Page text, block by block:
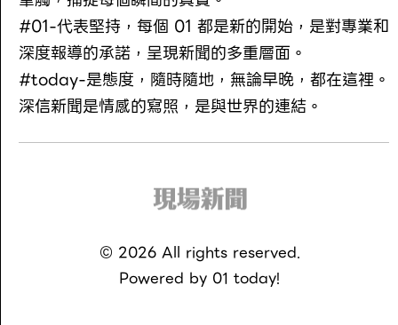
#01-代表堅持，每個 01 都是新的開始，是對專業和
深度報導的承諾，呈現新聞的多重層面。
#today-是態度，隨時隨地，無論早晚，都在這裡。
深信新聞是情感的寫照，是與世界的連結。
© 2026All rights reserved.
Powered by 01 today!